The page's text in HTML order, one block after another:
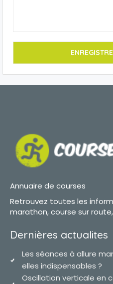
Annuaire de courses
Retrouvez toutes les
marathon, course sur
Dernières actualites
Les séances à allure
elles indispensables ?
Oscillation verticale en